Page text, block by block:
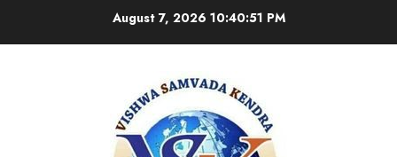
August 7, 2026 10:40:52 PM